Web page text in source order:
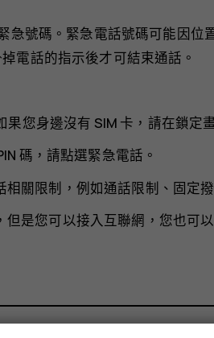
急號碼。緊急電話號碼可能因位
電話的指示後才可結束通話。
果您身邊沒有 SIM 卡，請在鎖定
碼，請點選緊急電話 。
關限制，例如通話限制、固定
是您可以接入互聯網，您也可